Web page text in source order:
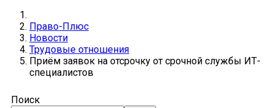
Право-Плюс
Новости
Трудовые отношения
Приём заявок на отсрочку от срочной службы ИТ-
специалистов
Поиск